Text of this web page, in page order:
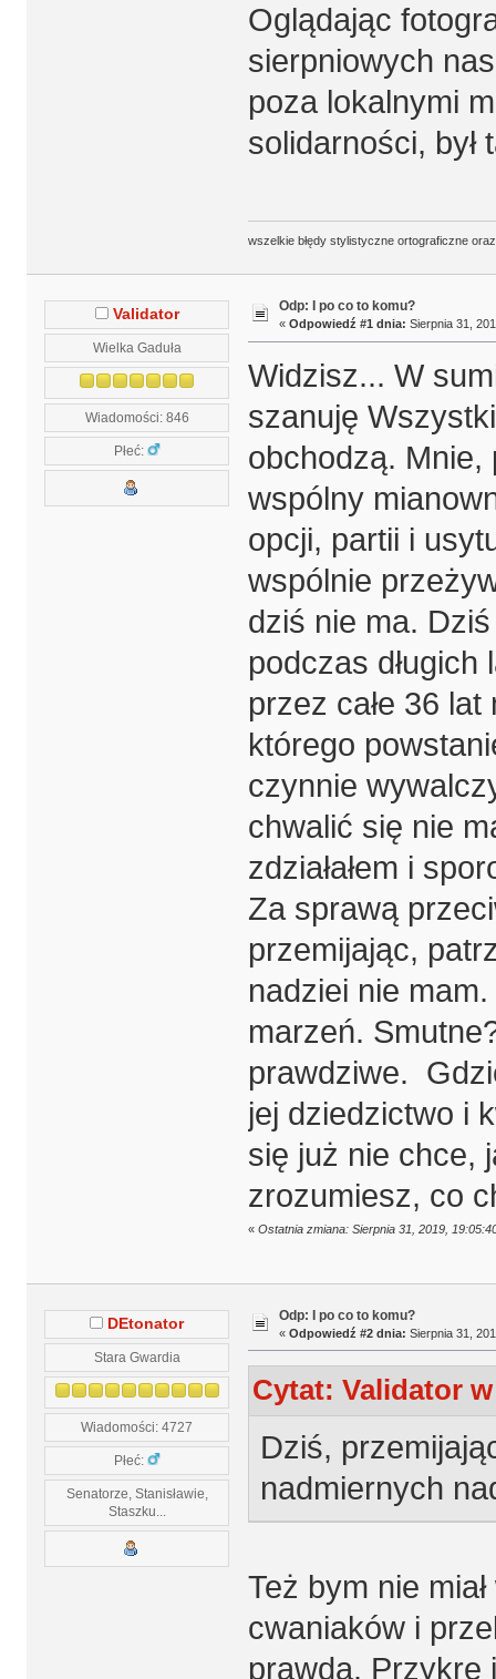
Oglądając
sierpniowych
poza lokalnymi
solidarności, był
wszelkie błędy stylistyczne ortograficzne
Validator
Wielka Gaduła
Wiadomości: 846
Płeć:
Odp: I po co to komu?
« Odpowiedź #1 dnia: Sierpnia 31,
Widzisz... W
szanuję
obchodzą. Mnie,
wspólny
opcji, partii i
wspólnie
dziś nie ma.
podczas długich
przez całe 36
którego
czynnie
chwalić się nie
zdziałałem i
Za sprawą
przemijając,
nadziei nie
marzeń.
prawdziwe.
jej dziedzictwo i
się już nie chce,
zrozumiesz, co
« Ostatnia zmiana: Sierpnia 31, 2019,
DEtonator
Stara Gwardia
Wiadomości: 4727
Płeć:
Senatorze, Stanisławie,
Staszku...
Odp: I po co to komu?
« Odpowiedź #2 dnia: Sierpnia 31,
Cytat: Validator
Dziś,
nadmiernych
Też bym nie
cwaniaków i
prawda. Przykre